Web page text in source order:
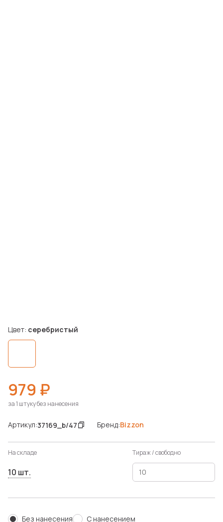
Цвет: серебристый
979 ₽
за 1 штуку без нанесения
Артикул:37169_b/47 Бренд:Bizzon
На складе Тираж / свободно
10 шт.
Без нанесения С нанесением